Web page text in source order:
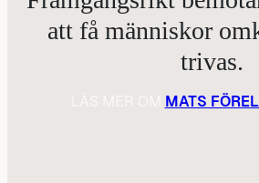
att få människor
trivas.
MATS